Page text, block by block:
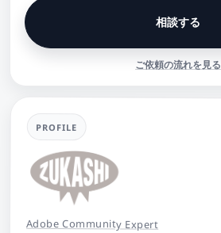
相談する
ご依頼の流れを見る
PROFILE
Adobe Community Expert